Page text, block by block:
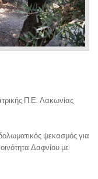
Π.Ε. Λακωνίας
ψεκασμός για
Δαφνίου με